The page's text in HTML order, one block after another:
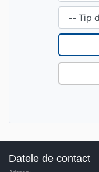
Datele de contact